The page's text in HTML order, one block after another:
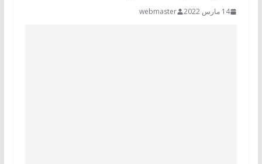
14 مارس 2022 webmaster